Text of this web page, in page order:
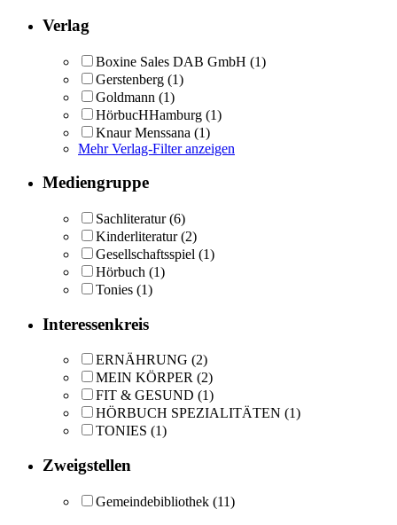
Verlag
Boxine Sales DAB GmbH (1)
Gerstenberg (1)
Goldmann (1)
HörbucHHamburg (1)
Knaur Menssana (1)
Mehr Verlag-Filter anzeigen
Mediengruppe
Sachliteratur (6)
Kinderliteratur (2)
Gesellschaftsspiel (1)
Hörbuch (1)
Tonies (1)
Interessenkreis
ERNÄHRUNG (2)
MEIN KÖRPER (2)
FIT & GESUND (1)
HÖRBUCH SPEZIALITÄTEN (1)
TONIES (1)
Zweigstellen
Gemeindebibliothek (11)